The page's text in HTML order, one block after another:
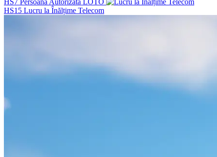
HS7 Persoana Autorizata LOTO
HS15 Lucru la Înălțime Telecom